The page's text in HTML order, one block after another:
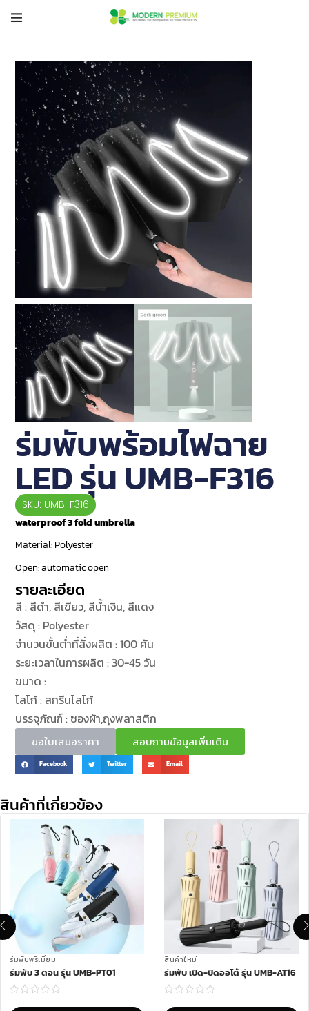
ร่มพับพร้อมไฟฉาย
LED รุ่น UMB-F316
SKU: UMB-F316
waterproof 3 fold umbrella
Material:Polyester
Open:automatic open
รายละเอียด
สี : สีดำ, สีเขียว, สีน้ำเงิน, สีแดง
วัสดุ : Polyester
จำนวนขั้นต่ำที่สั่งผลิต : 100 คัน
ระยะเวลาในการผลิต : 30-45 วัน
ขนาด :
โลโก้ : สกรีนโลโก้
บรรจุภัณฑ์ : ซองผ้า,ถุงพลาสติก
ขอใบเสนอราคา สอบถามข้อมูลเพิ่มเติม
Facebook Twitter Email
สินค้าที่เกี่ยวข้อง
ร่มพับพรีเมี่ยม
ร่มพับ 3 ตอน รุ่น UMB-PT01
สินค้าใหม่
ร่มพับ เปิด-ปิดออโต้ รุ่น UMB-AT16